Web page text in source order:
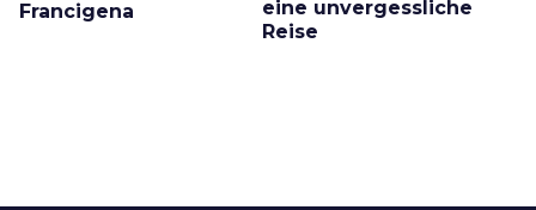
Francigena
eine unvergessliche
Reise